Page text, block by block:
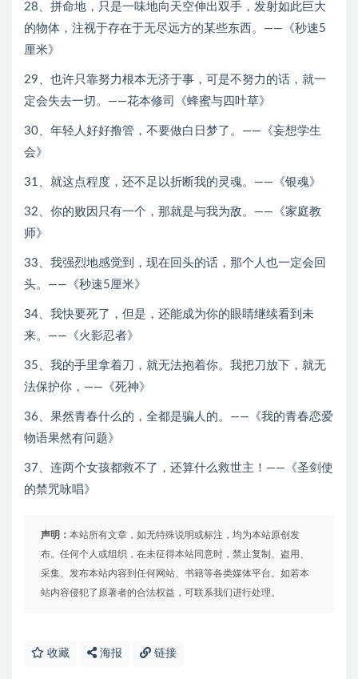
28、拼命地，只是一味地向天空伸出双手，发射如此巨大
的物体，注视于存在于无尽远方的某些东西。——《秒速5
厘米》
29、也许只靠努力根本无济于事，可是不努力的话，就一
定会失去一切。——花本修司《蜂蜜与四叶草》
30、年轻人好好撸管，不要做白日梦了。——《妄想学生
会》
31、就这点程度，还不足以折断我的灵魂。——《银魂》
32、你的败因只有一个，那就是与我为敌。——《家庭教
师》
33、我强烈地感觉到，现在回头的话，那个人也一定会回
头。——《秒速5厘米》
34、我快要死了，但是，还能成为你的眼睛继续看到未
来。——《火影忍者》
35、我的手里拿着刀，就无法抱着你。我把刀放下，就无
法保护你，——《死神》
36、果然青春什么的，全都是骗人的。——《我的青春恋爱
物语果然有问题》
37、连两个女孩都救不了，还算什么救世主！——《圣剑使
的禁咒咏唱》
声明： 本站所有文章，如无特殊说明或标注，均为本站原创发
布。任何个人或组织，在未征得本站同意时，禁止复制、盗用、
采集、发布本站内容到任何网站、书籍等各类媒体平台。如若本
站内容侵犯了原著者的合法权益，可联系我们进行处理。
收藏 海报 链接